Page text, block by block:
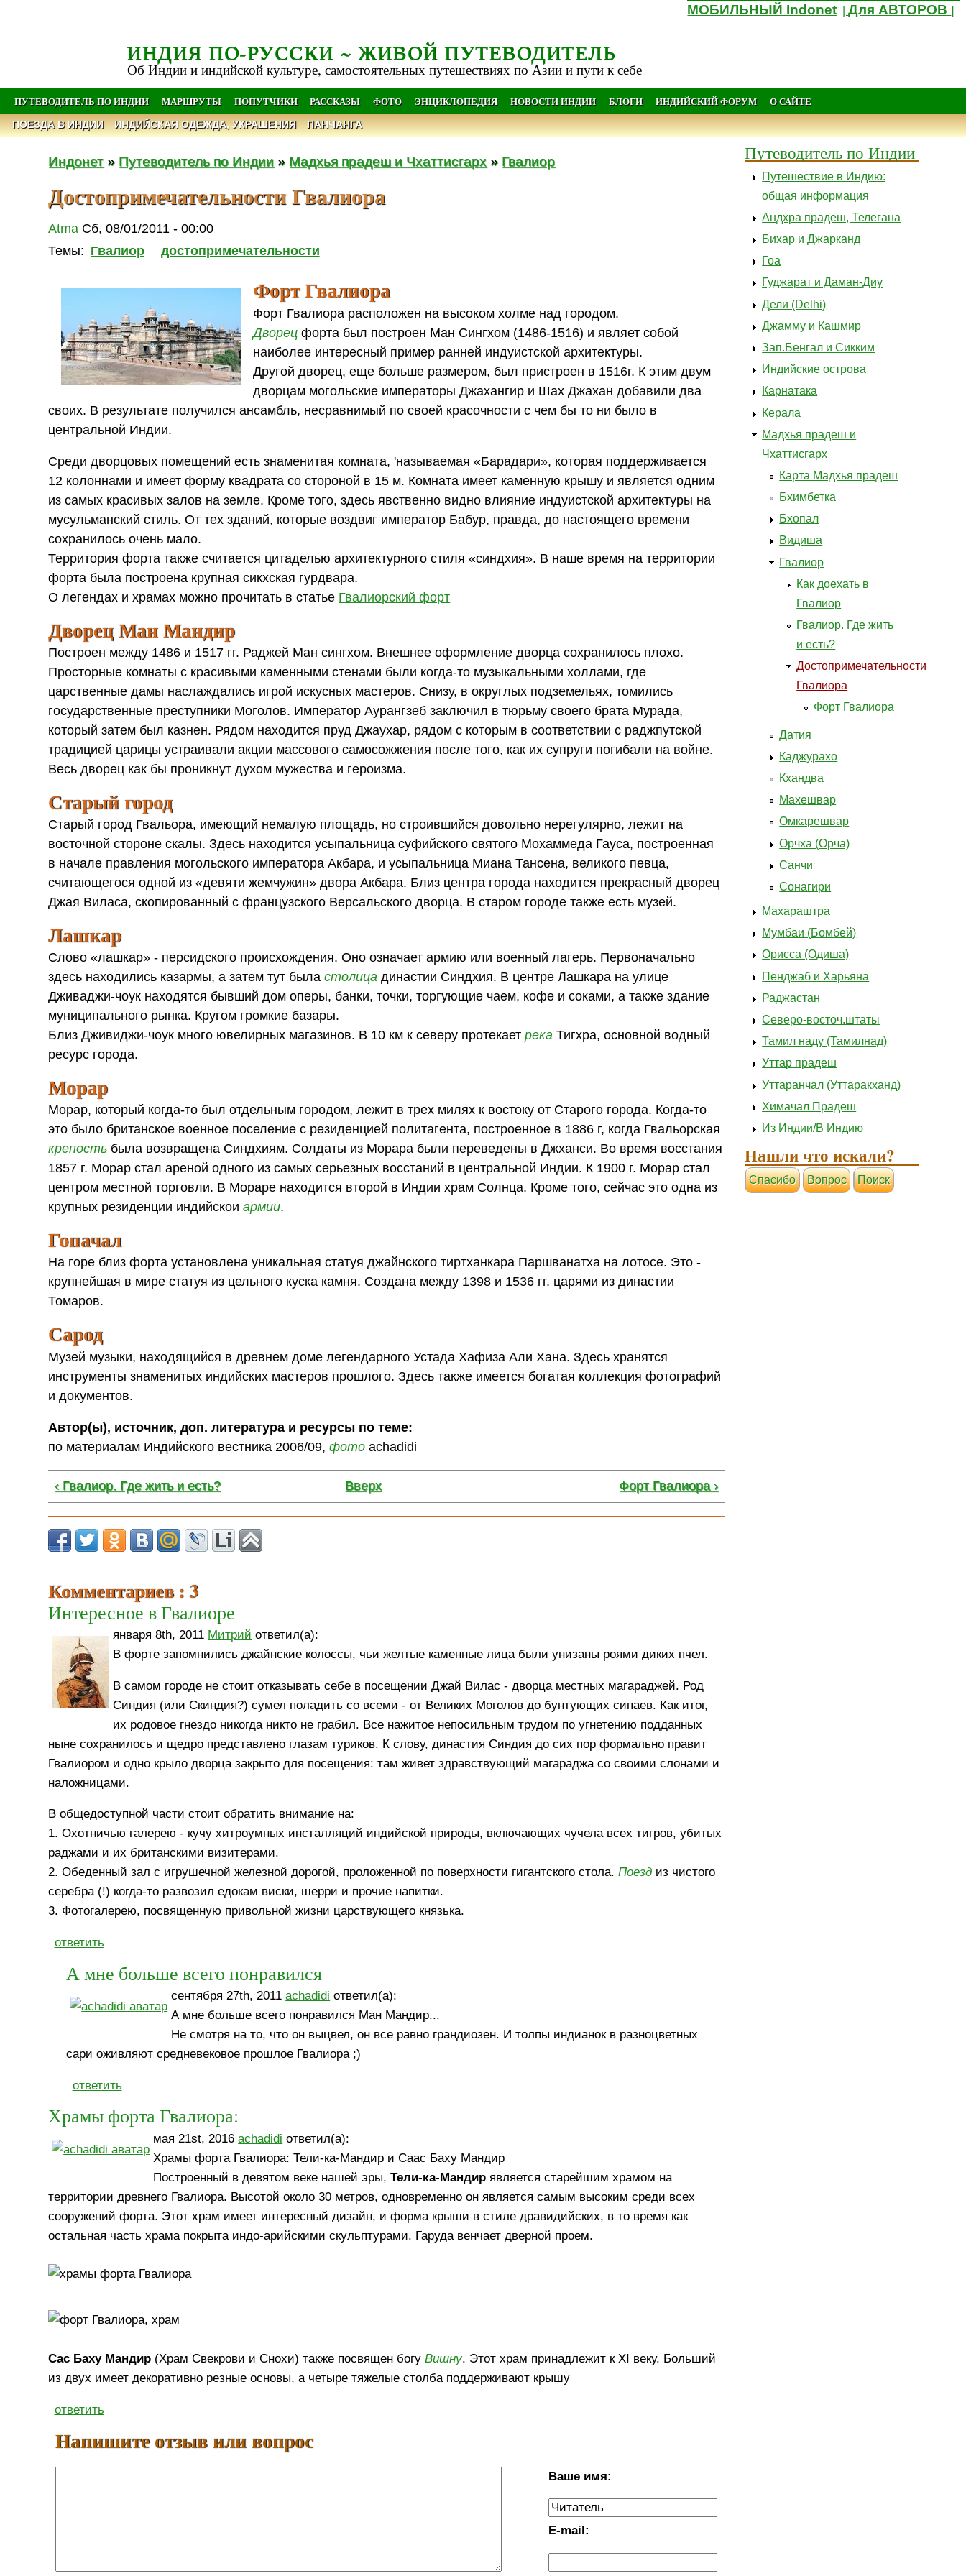
МОБИЛЬНЫЙ Indonet |Для АВТОРОВ
ИНДИЯ ПО-РУССКИ ~ ЖИВОЙ ПУТЕВОДИТЕЛЬ
Об Индии и индийской культуре, самостоятельных путешествиях по Азии и пути к себе
ПУТЕВОДИТЕЛЬ ПО ИНДИИ МАРШРУТЫ ПОПУТЧИКИ РАССКАЗЫ ФОТО ЭНЦИКЛОПЕДИЯ НОВОСТИ ИНДИИ БЛОГИ ИНДИЙСКИЙ ФОРУМ О САЙТЕ
ПОЕЗДА В ИНДИИ ИНДИЙСКАЯ ОДЕЖДА, УКРАШЕНИЯ ПАНЧАНГА
Индонет» Путеводитель по Индии » Мадхья прадеш и Чхаттисгарх » Гвалиор
Достопримечательности Гвалиора
Atma Сб, 08/01/2011 - 00:00
Темы: Гвалиор достопримечательности
Форт Гвалиора
Форт Гвалиора расположен на высоком холме над городом.
Дворец форта был построен Ман Сингхом (1486-1516) и являет собой
наиболее интересный пример ранней индуистской архитектуры.
Другой дворец, еще больше размером, был пристроен в 1516г. К этим двум
дворцам могольские императоры Джахангир и Шах Джахан добавили два
своих. В результате получился ансамбль, несравнимый по своей красочности с чем бы то ни было в
центральной Индии.
Среди дворцовых помещений есть знаменитая комната, 'называемая «Барадари», которая поддерживается
12 колоннами и имеет форму квадрата со стороной в 15 м. Комната имеет каменную крышу и является одним
из самых красивых залов на земле. Кроме того, здесь явственно видно влияние индуистской архитектуры на
мусульманский стиль. От тех зданий, которые воздвиг император Бабур, правда, до настоящего времени
сохранилось очень мало.
Территория форта также считается цитаделью архитектурного стиля «синдхия». В наше время на территории
форта была построена крупная сикхская гурдвара.
О легендах и храмах можно прочитать в статье Гвалиорский форт
Дворец Ман Мандир
Построен между 1486 и 1517 гг. Раджей Ман сингхом. Внешнее оформление дворца сохранилось плохо.
Просторные комнаты с красивыми каменными стенами были когда-то музыкальными холлами, где
царственные дамы наслаждались игрой искусных мастеров. Снизу, в округлых подземельях, томились
государственные преступники Моголов. Император Аурангзеб заключил в тюрьму своего брата Мурада,
который затем был казнен. Рядом находится пруд Джаухар, рядом с которым в соответствии с раджпутской
традицией царицы устраивали акции массового самосожжения после того, как их супруги погибали на войне.
Весь дворец как бы проникнут духом мужества и героизма.
Старый город
Старый город Гвальора, имеющий немалую площадь, но строившийся довольно нерегулярно, лежит на
восточной стороне скалы. Здесь находится усыпальница суфийского святого Мохаммеда Гауса, построенная
в начале правления могольского императора Акбара, и усыпальница Миана Тансена, великого певца,
считающегося одной из «девяти жемчужин» двора Акбара. Близ центра города находится прекрасный дворец
Джая Виласа, скопированный с французского Версальского дворца. В старом городе также есть музей.
Лашкар
Слово «лашкар» - персидского происхождения. Оно означает армию или военный лагерь. Первоначально
здесь находились казармы, а затем тут быластолица династии Синдхия. В центре Лашкара на улице
Дживаджи-чоук находятся бывший дом оперы, банки, точки, торгующие чаем, кофе и соками, а также здание
муниципального рынка. Кругом громкие базары.
Близ Дживиджи-чоук много ювелирных магазинов. В 10 км к северу протекаетрека Тигхра, основной водный
ресурс города.
Морар
Морар, который когда-то был отдельным городом, лежит в трех милях к востоку от Старого города. Когда-то
это было британское военное поселение с резиденцией политагента, построенное в 1886 г, когда Гвальорская
крепость была возвращена Синдхиям. Солдаты из Морара были переведены в Джханси. Во время восстания
1857 г. Морар стал ареной одного из самых серьезных восстаний в центральной Индии. К 1900 г. Морар стал
центром местной торговли. В Мораре находится второй в Индии храм Солнца. Кроме того, сейчас это одна из
крупных резиденции индийскоиармии.
Гопачал
На горе близ форта установлена уникальная статуя джайнского тиртханкара Паршванатха на лотосе. Это -
крупнейшая в мире статуя из цельного куска камня. Создана между 1398 и 1536 гг. царями из династии
Томаров.
Сарод
Музей музыки, находящийся в древнем доме легендарного Устада Хафиза Али Хана. Здесь хранятся
инструменты знаменитых индийских мастеров прошлого. Здесь также имеется богатая коллекция фотографий
и документов.
Автор(ы), источник, доп. литература и ресурсы по теме:
по материалам Индийского вестника 2006/09,фото achadidi
‹ Гвалиор. Где жить и есть? Вверх Форт Гвалиора ›
Комментариев : 3
Интересное в Гвалиоре
января 8th, 2011 Митрий ответил(а):
В форте запомнились джайнские колоссы, чьи желтые каменные лица были унизаны роями диких пчел.
В самом городе не стоит отказывать себе в посещении Джай Вилас - дворца местных магараджей. Род
Синдия (или Скиндия?) сумел поладить со всеми - от Великих Моголов до бунтующих сипаев. Как итог,
их родовое гнездо никогда никто не грабил. Все нажитое непосильным трудом по угнетению подданных
ныне сохранилось и щедро представлено глазам туриков. К слову, династия Синдия до сих пор формально правит
Гвалиором и одно крыло дворца закрыто для посещения: там живет здравствующий магараджа со своими слонами и
наложницами.
В общедоступной части стоит обратить внимание на:
1. Охотничью галерею - кучу хитроумных инсталляций индийской природы, включающих чучела всех тигров, убитых
раджами и их британскими визитерами.
2. Обеденный зал с игрушечной железной дорогой, проложенной по поверхности гигантского стола.Поезд из чистого
серебра (!) когда-то развозил едокам виски, шерри и прочие напитки.
3. Фотогалерею, посвященную привольной жизни царствующего князька.
ответить
А мне больше всего понравился
сентября 27th, 2011achadidi ответил(а):
А мне больше всего понравился Ман Мандир...
Не смотря на то, что он выцвел, он все равно грандиозен. И толпы индианок в разноцветных
сари оживляют средневековое прошлое Гвалиора ;)
ответить
Храмы форта Гвалиора:
мая 21st, 2016achadidi ответил(а):
Храмы форта Гвалиора: Тели-ка-Мандир и Саас Баху Мандир
Построенный в девятом веке нашей эры,Тели-ка-Мандир является старейшим храмом на
территории древнего Гвалиора. Высотой около 30 метров, одновременно он является самым высоким среди всех
сооружений форта. Этот храм имеет интересный дизайн, и форма крыши в стиле дравидийских, в то время как
остальная часть храма покрыта индо-арийскими скульптурами. Гаруда венчает дверной проем.
Сас Баху Мандир (Храм Свекрови и Снохи) также посвящен богуВишну. Этот храм принадлежит к XI веку. Больший
из двух имеет декоративно резные основы, а четыре тяжелые столба поддерживают крышу
ответить
Напишите отзыв или вопрос
Ваше имя:
E-mail:
Путеводитель по Индии
Путешествие в Индию:
общая информация
Андхра прадеш, Телегана
Бихар и Джарканд
Гоа
Гуджарат и Даман-Диу
Дели (Delhi)
Джамму и Кашмир
Зап.Бенгал и Сикким
Индийские острова
Карнатака
Керала
Мадхья прадеш и
Чхаттисгарх
Карта Мадхья прадеш
Бхимбетка
Бхопал
Видиша
Гвалиор
Как доехать в
Гвалиор
Гвалиор. Где жить
и есть?
Достопримечательности
Гвалиора
Форт Гвалиора
Датия
Каджурахо
Кхандва
Махешвар
Омкарешвар
Орчха (Орча)
Санчи
Сонагири
Махараштра
Мумбаи (Бомбей)
Орисса (Одиша)
Пенджаб и Харьяна
Раджастан
Северо-восточ.штаты
Тамил наду (Тамилнад)
Уттар прадеш
Уттаранчал (Уттаракханд)
Химачал Прадеш
Из Индии/В Индию
Нашли что искали?
Cпасибо Вопрос Поиск